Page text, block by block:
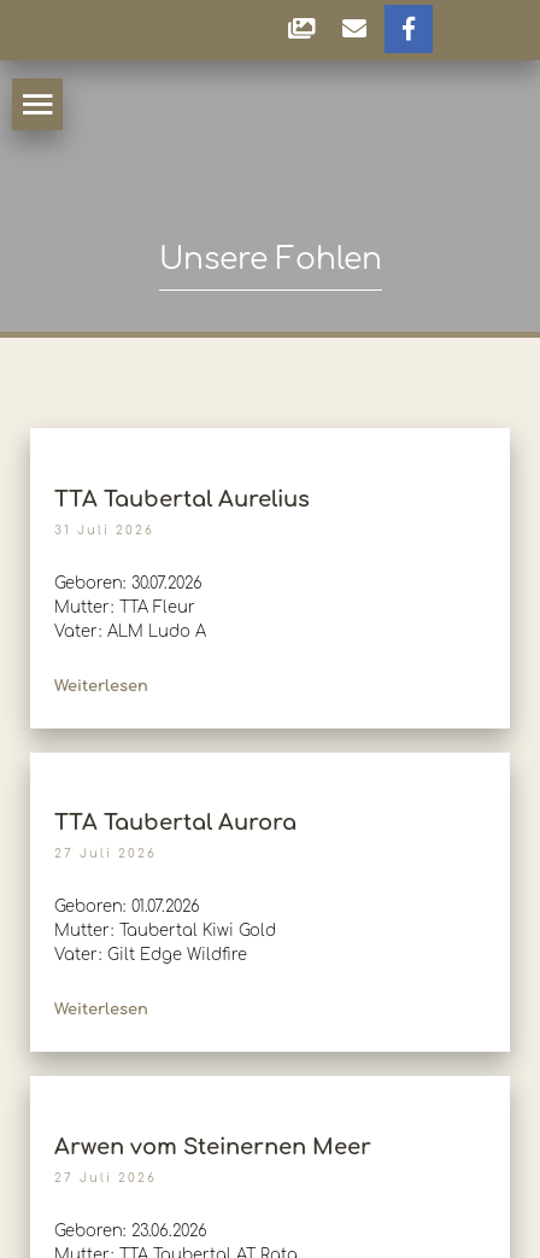
Unsere Fohlen
TTA Taubertal Aurelius
31 Juli 2026
Geboren: 30.07.2026
Mutter: TTA Fleur
Vater: ALM Ludo A
Weiterlesen
TTA Taubertal Aurora
27 Juli 2026
Geboren: 01.07.2026
Mutter: Taubertal Kiwi Gold
Vater: Gilt Edge Wildfire
Weiterlesen
Arwen vom Steinernen Meer
27 Juli 2026
Geboren: 23.06.2026